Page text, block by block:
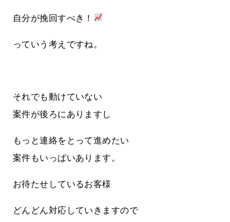
自分が挽回すべき！
っていう考えですね。
それでも動けていない
案件が後ろにありますし
もっと連絡をとって進めたい
案件もいっぱいあります。
お待たせしているお客様
どんどん対応していきますので